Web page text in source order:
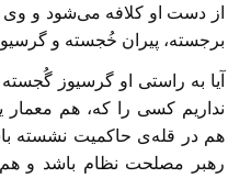
از دست او کلافه می‌شود و وی
برجسته، پیران خُجسته و
آیا به راستی او گرسیوز
نداریم کسی را که، هم معمار
هم در قله‌ی حاکمیت نشسته
رهبر مصلحت نظام باشد و